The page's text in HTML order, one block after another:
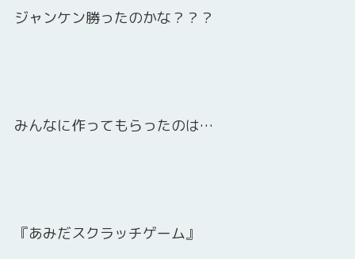
ジャンケン勝ったのかな？？？
みんなに作ってもらったのは…
『あみだスクラッチゲーム』